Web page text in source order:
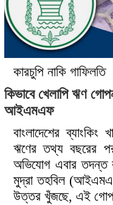
কারচুপি নাকি গাফিলতি
কিভাবে খেলাপি ঋণ
আইএমএফ
বাংলাদেশের ব্যাংকিং
ঋণের তথ্য বছরের
অভিযোগ এবার তদন্ত
মুদ্রা তহবিল
উত্তর খুঁজছে, এই